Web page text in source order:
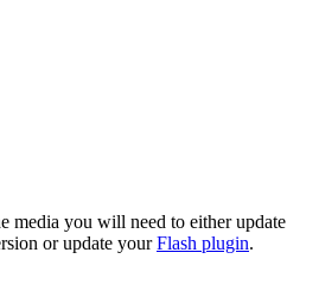
media you will need to either update
or update yourFlash plugin.